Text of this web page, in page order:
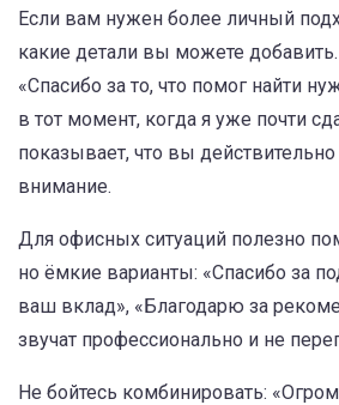
Если вам нужен более личный
какие детали вы можете
«Спасибо за то, что помог найти
в тот момент, когда я уже почти
показывает, что вы
внимание.
Для офисных ситуаций полезно
но ёмкие варианты: «Спасибо за
ваш вклад», «Благодарю за
звучат профессионально и не
Не бойтесь комбинировать: